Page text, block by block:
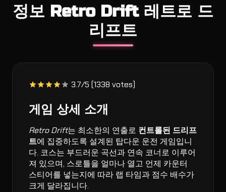
정보 Retro Drift 레트로 드
리프트
3.7/5 (1338 votes)
게임 상세 소개
Retro Drift는 최소한의 연출로 컨트롤된 드리프
트에 집중하도록 설계된 탑다운 운전 게임입니
다. 코스는 부드러운 곡선과 연속 코너로 이루어
져 있으며, 스로틀을 얼마나 열고 언제 카운터
스티어를 넣는지에 따라 랩 타임과 점수 배수가
크게 달라집니다.